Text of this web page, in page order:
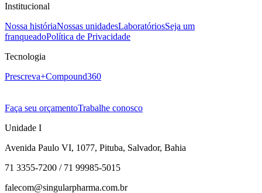
Institucional
Nossa históriaNossas unidadesLaboratóriosSeja um
franqueadoPolítica de Privacidade
Tecnologia
Prescreva+Compound360
Faça seu orçamentoTrabalhe conosco
Unidade I
Avenida Paulo VI, 1077, Pituba, Salvador, Bahia
71 3355-7200 / 71 99985-5015
falecom@singularpharma.com.br